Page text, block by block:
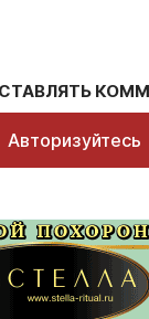
Авторизуйтесь